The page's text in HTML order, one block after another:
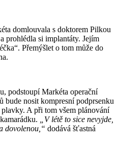
domlouvala s doktorem Pilkou
prohlédla si implantáty. Jejím
Přemýšlet o tom může do
podstoupí Markéta operační
bude nosit kompresní podprsenku
A při tom všem plánování
„V létě to sice nevyjde,
dovolenou,“ dodává šťastná